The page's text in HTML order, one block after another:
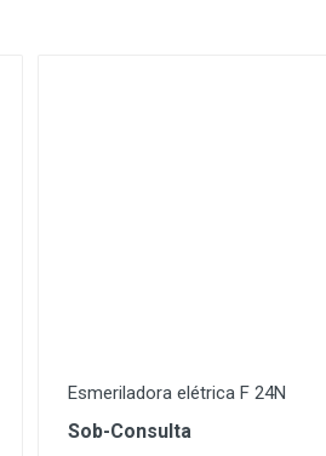
Esmeriladora elétrica F 24N
Sob-Consulta